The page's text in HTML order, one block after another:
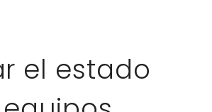
el estado